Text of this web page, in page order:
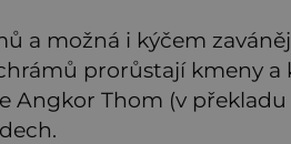
a možná i kýčem
prorůstají kmeny
Angkor Thom (v